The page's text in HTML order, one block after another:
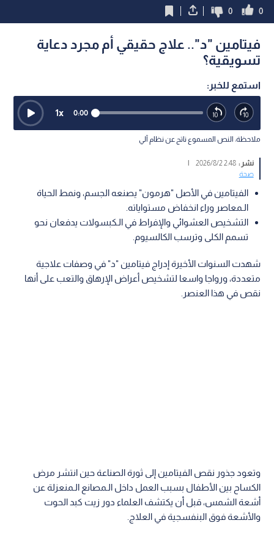
0
0
فيتامين "د".. علاج حقيقي أم مجرد دعاية
تسويقية؟
استمع للخبر:
0:00
1x
ملاحظة: النص المسموع ناتج عن نظام آلي
نشر :2:48 2026/8/2
صحة
الفيتامين في الأصل "هرمون" يصنعه الجسم، ونمط الحياة
الـمعاصر وراء انخفاض مستواياته.
التشخيص العشوائي والإفراط في الـكبسولات يدفعان نحو
تسمم الكلى وترسب الكالسيوم.
شهدت السنوات الأخيرة إدراج فيتامين "د" في وصفات علاجية
متعددة، ورواجا واسعا لتشخيص أعراض الإرهاق والتعب على أنها
نقص في هذا العنصر.
وتعود جذور نقص الفيتامين إلى ثورة الصناعة حين انتشر مرض
الكساح بين الأطفال بسبب العمل داخل الـمصانع الـمنعزلة عن
أشعة الشمس، قبل أن يكتشف العلماء دور زيت كبد الحوت
والأشعة فوق البنفسجية في العلاج.